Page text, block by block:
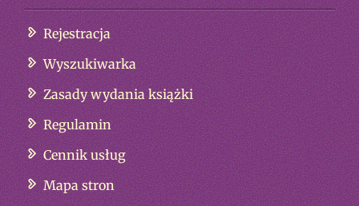
Rejestracja
Wyszukiwarka
Zasady wydania książki
Regulamin
Cennik usług
Mapa stron